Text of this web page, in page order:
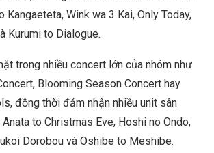
Kangaeteta, Wink wa 3 Kai, Only Today,
Kurumi to Dialogue.
trong nhiều concert lớn của nhóm như
Blooming Season Concert hay
đồng thời đảm nhận nhiều unit sân
to Christmas Eve, Hoshi no Ondo,
Dorobou và Oshibe to Meshibe.